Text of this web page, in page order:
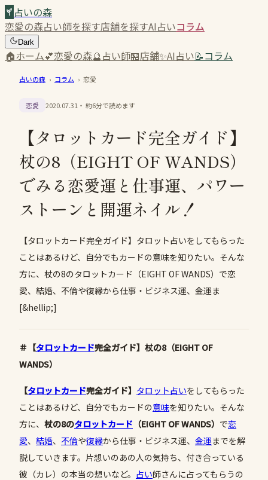
占いの森
恋愛の森占い師を探す店舗を探すAI占いコラム
Dark
🏠ホーム💕恋愛の森🔮占い師🏪店舗✨AI占い📝コラム
占いの森 › コラム › 恋愛
恋愛 2020.07.31 ・ 約6分で読めます
【タロットカード完全ガイド】
杖の8（EIGHT OF WANDS）
でみる恋愛運と仕事運、パワー
ストーンと開運ネイル！
【タロットカード完全ガイド】タロット占いをしてもらった
ことはあるけど、自分でもカードの意味を知りたい。そんな
方に、杖の8のタロットカード（EIGHT OF WANDS）で恋
愛、結婚、不倫や復縁から仕事・ビジネス運、金運ま
[&hellip;]
＃【タロットカード完全ガイド】杖の8（EIGHT OF
WANDS）
【タロットカード完全ガイド】 タロット占いをしてもらった
ことはあるけど、自分でもカードの意味を知りたい。そんな
方に、 杖の8のタロットカード （EIGHT OF WANDS） で恋
愛、 結婚、 不倫や復縁から仕事・ビジネス運、 金運までを解
説していきます。片想いのあの人の気持ち、付き合っている
彼（カレ）の本当の想いなど。 占い師さんに占ってもらうの